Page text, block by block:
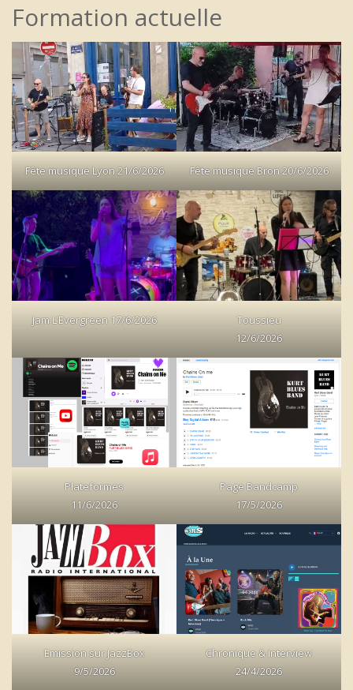
Formation actuelle
Fête musique Lyon 21/6/2026 Fête musique Bron 20/6/2026
Jam L’Evergreen 17/6/2026
Toussieu
12/6/2026
Plateformes
11/6/2026
Page Bandcamp
17/5/2026
Emission sur JazzBox
9/5/2026
Chronique & interview
24/4/2026